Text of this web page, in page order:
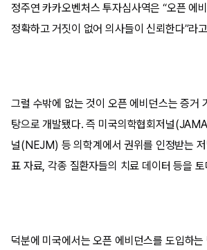
정주연 카카오벤처스 투자심사역은 “오픈 에
정확하고 거짓이 없어 의사들이 신뢰한다”라
그럴 수밖에 없는 것이 오픈 에비던스는 증
탕으로 개발됐다. 즉 미국의학협회저널
널(NEJM) 등 의학계에서 권위를 인정받는
표 자료, 각종 질환자들의 치료 데이터 등을
덕분에 미국에서는 오픈 에비던스를 도입하